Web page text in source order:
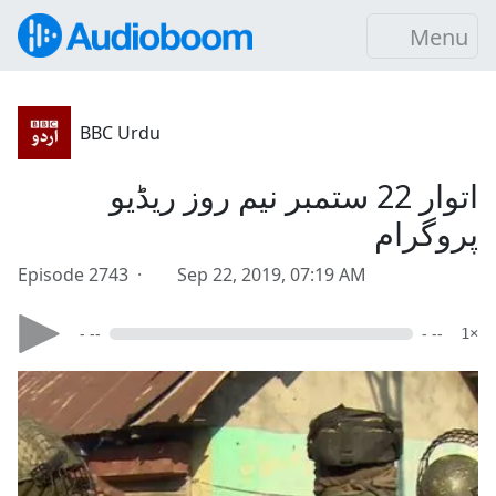
Menu
BBC Urdu
اتوار 22 ستمبر نیم روز ریڈیو
پروگرام
Episode 2743 · Sep 22, 2019, 07:19 AM
- -- - -- 1×